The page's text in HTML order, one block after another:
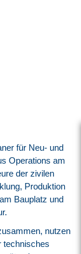
für Neu- und
Operations am
der zivilen
Produktion
Bauplatz und
nutzen
technisches